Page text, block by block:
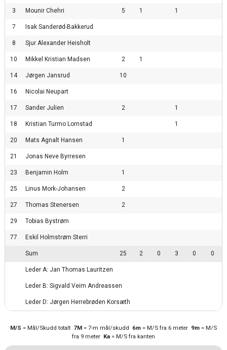
3 Mounir Chehri 5 1 1
7 Isak Sanderød-Bakkerud
8 Sjur Alexander Heisholt
10 Mikkel Kristian Madsen 2 1
14 Jørgen Jansrud 10
16 Nicolai Neupart
17 Sander Julien 2 1
18 Kristian Turmo Lornstad 1
20 Mats Agnalt Hansen 1
21 Jonas Neve Byrresen
23 Benjamin Holm 1
25 Linus Mork-Johansen 2
27 Thomas Stenersen 2
29 Tobias Bystrøm
77 Eskil Holmstrøm Sterri
Sum 25 2 0 3 0 0
Leder A: Jan Thomas Lauritzen
Leder B: Sigvald Veim Andreassen
Leder D: Jørgen Herrebrøden Korsæth
M/S = Mål/Skudd totalt 7M= 7-m mål/skudd 6m= M/S fra 6 meter 9m= M/S
fra 9 meter Ka= M/S fra kanten